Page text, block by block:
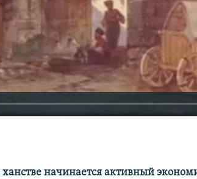
начинается активный